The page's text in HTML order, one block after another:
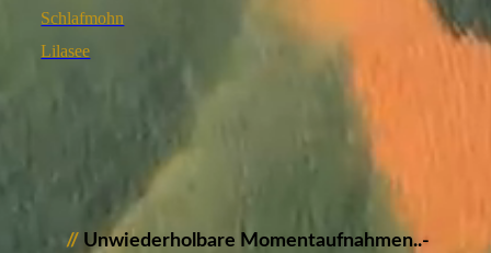
Schlafmohn
Lilasee
// Unwiederholbare Momentaufnahmen..-